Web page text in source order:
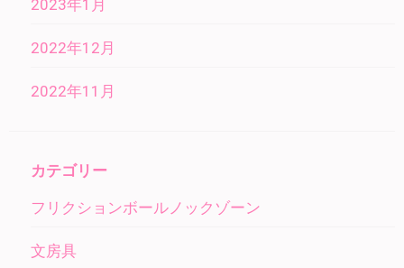
2023年1月
2022年12月
2022年11月
カテゴリー
フリクションボールノックゾーン
文房具